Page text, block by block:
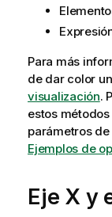
Para más
de dar color
visualización.
estos
parámetros
Ejemplos de
Eje X y